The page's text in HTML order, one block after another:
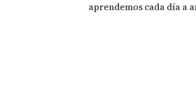
aprendemos cada día a